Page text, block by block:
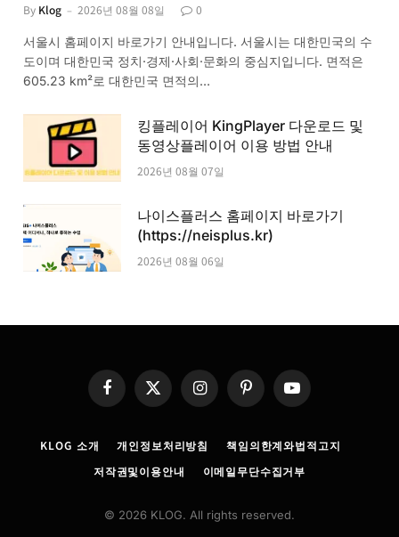
By Klog 2026년 08월 08일 0
서울시 홈페이지 바로가기 안내입니다. 서울시는 대한민국의 수
도이며 대한민국 정치·경제·사회·문화의 중심지입니다. 면적은
605.23 km²로 대한민국 면적의…
킹플레이어 KingPlayer 다운로드 및
동영상플레이어 이용 방법 안내
2026년 08월 07일
나이스플러스 홈페이지 바로가기
(https://neisplus.kr)
2026년 08월 06일
Facebook
X
InstagramPinterestYouTube
KLOG 소개 개인정보처리방침
책임의한계와법적고지
저작권및이용안내
이메일무단수집거부
© 2026 KLOG. All rights reserved.